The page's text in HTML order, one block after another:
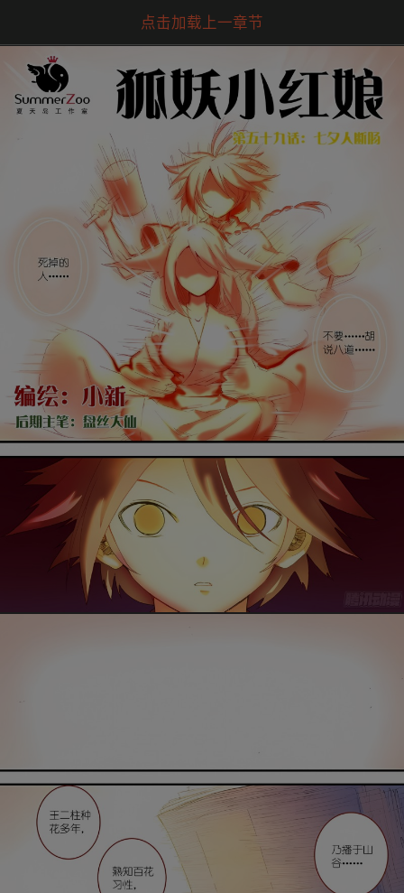
点击加载上一章节